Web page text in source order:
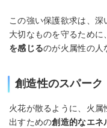
この強い保護欲求は、深
大切なものを守るために、
を感じるのが火属性の人
創造性のスパーク
火花が散るように、火
出すための創造的なエネ